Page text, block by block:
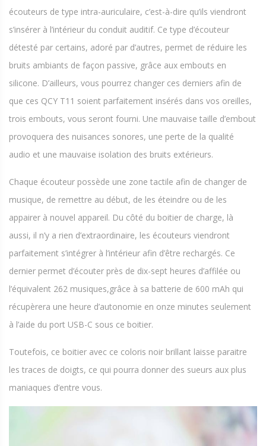
écouteurs de type intra-auriculaire, c’est-à-dire qu’ils viendront
s’insérer à l’intérieur du conduit auditif. Ce type d’écouteur
détesté par certains, adoré par d’autres, permet de réduire les
bruits ambiants de façon passive, grâce aux embouts en
silicone. D’ailleurs, vous pourrez changer ces derniers afin de
que ces QCY T11 soient parfaitement insérés dans vos oreilles,
trois embouts, vous seront fourni. Une mauvaise taille d’embout
provoquera des nuisances sonores, une perte de la qualité
audio et une mauvaise isolation des bruits extérieurs.
Chaque écouteur possède une zone tactile afin de changer de
musique, de remettre au début, de les éteindre ou de les
appairer à nouvel appareil. Du côté du boitier de charge, là
aussi, il n’y a rien d’extraordinaire, les écouteurs viendront
parfaitement s’intégrer à l’intérieur afin d’être rechargés. Ce
dernier permet d’écouter près de dix-sept heures d’affilée ou
l’équivalent 262 musiques,grâce à sa batterie de 600 mAh qui
récupèrera une heure d’autonomie en onze minutes seulement
à l’aide du port USB-C sous ce boitier.
Toutefois, ce boitier avec ce coloris noir brillant laisse paraitre
les traces de doigts, ce qui pourra donner des sueurs aux plus
maniaques d’entre vous.